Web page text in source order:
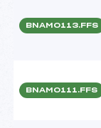
BNAM0113.FFS
BNAM0111.FFS